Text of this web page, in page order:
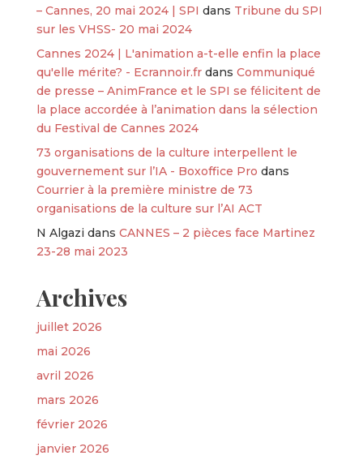
– Cannes, 20 mai 2024 | SPI dans Tribune du SPI
sur les VHSS- 20 mai 2024
Cannes 2024 | L'animation a-t-elle enfin la place
qu'elle mérite? - Ecrannoir.frdans Communiqué
de presse – AnimFrance et le SPI se félicitent de
la place accordée à l’animation dans la sélection
du Festival de Cannes 2024
73 organisations de la culture interpellent le
gouvernement sur l’IA - Boxoffice Pro dans
Courrier à la première ministre de 73
organisations de la culture sur l’AI ACT
N Algazi dans CANNES – 2 pièces face Martinez
23-28 mai 2023
Archives
juillet 2026
mai 2026
avril 2026
mars 2026
février 2026
janvier 2026